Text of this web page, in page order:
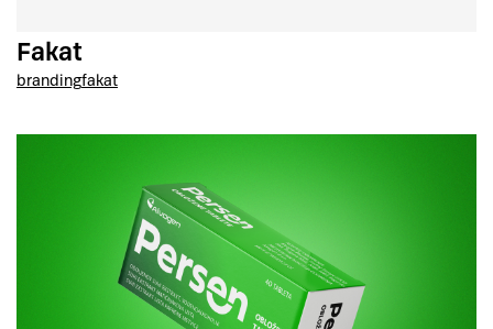
Fakat
brandingfakat